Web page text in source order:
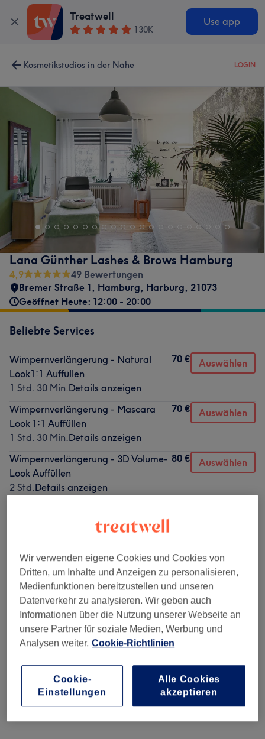
Treatwell
130K
Use app
Kosmetikstudios in der Nähe LOGIN
Lana Günther Lashes & Brows Hamburg
4,9
49 Bewertungen
Bremer Straße 1, Hamburg, Harburg, 21073
Geöffnet Heute: 12:00 - 20:00
Beliebte Services
Wimpernverlängerung - Natural
Look1:1 Auffüllen
1 Std. 30 Min.Details anzeigen
70 € Auswählen
Wimpernverlängerung - Mascara
Look 1:1 Auffüllen
1 Std. 30 Min.Details anzeigen
70 € Auswählen
Wimpernverlängerung - 3D Volume-
Look Auffüllen
2 Std.Details anzeigen
80 € Auswählen
Details anzeigen
Wimpernverlängerung - 4D Volume-
Look Auffüllen
2 Std.Details anzeigen
80 € Auswählen
Alle Services
Wimpernverlängerungen 20)
Salonbewertungen
Wir verwenden eigene Cookies und Cookies von
Dritten, um Inhalte und Anzeigen zu personalisieren,
Medienfunktionen bereitzustellen und unseren
Datenverkehr zu analysieren. Wir geben auch
Informationen über die Nutzung unserer Webseite an
unsere Partner für soziale Medien, Werbung und
Analysen weiter. Cookie-Richtlinien
Cookie-
Einstellungen
Alle Cookies
akzeptieren